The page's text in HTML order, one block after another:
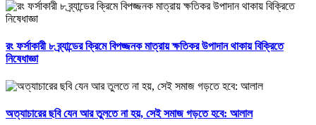
রং ফর্সাকারী ৮ ব্র্যান্ডের ক্রিমে বিপজ্জনক মাত্রায় ক্ষতিকর উপাদান থাকায় বিক্রিতে
নিষেধাজ্ঞা
অত্যাচারের ছবি যেন আর তুলতে না হয়, সেই সমাজ গড়তে হবে: আলাল